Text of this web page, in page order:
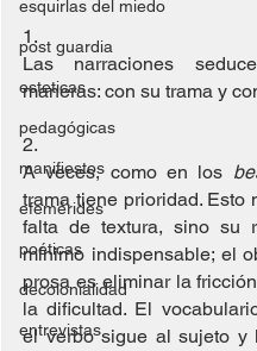
esquirlas del miedo
post guardia
esteticas
pedagógicas
manifiestos
efemérides
poéticas
decolonialidad
entrevistas
1.
Las narraciones
maneras: con su trama y
2.
A veces, como en los
trama tiene prioridad. Esto
falta de textura, sino su
mínimo indispensable; el
prosa es eliminar la
la dificultad. El
el verbo sigue al sujeto y